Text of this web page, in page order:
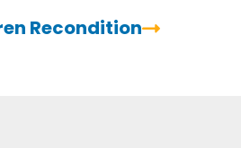
Recondition